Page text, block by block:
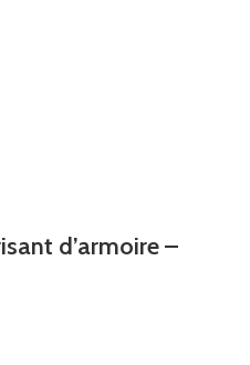
d’armoire –